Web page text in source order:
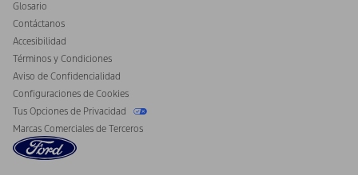
Glosario
Contáctanos
Accesibilidad
Términos y Condiciones
Aviso de Confidencialidad
Configuraciones de Cookies
Tus Opciones de Privacidad
Marcas Comerciales de Terceros